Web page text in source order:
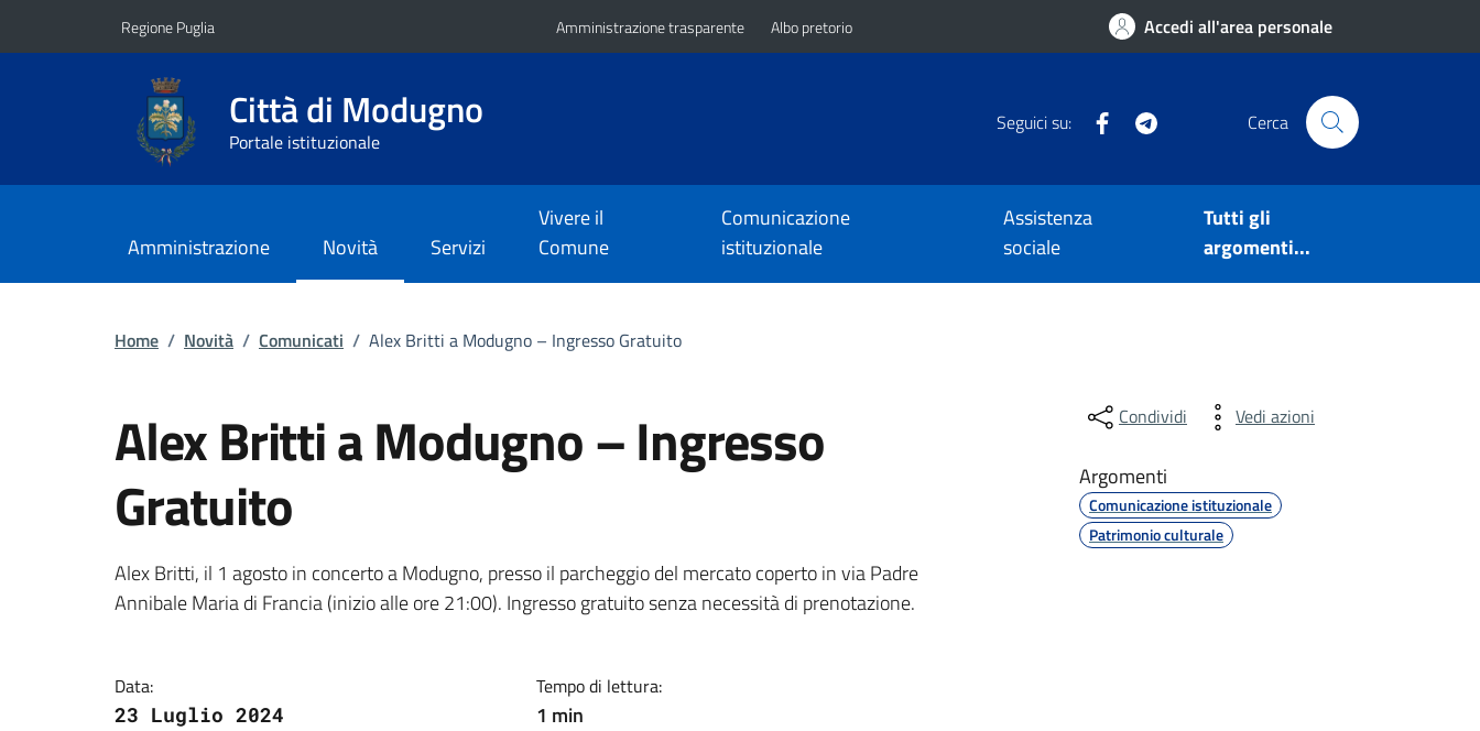
Regione Puglia Amministrazione trasparente Albo pretorio Accedi all'area personale
Città di Modugno
Portale istituzionale
Seguici su: Facebook Cerca
Amministrazione Novità Servizi
Vivere il
Comune
Comunicazione
istituzionale
Assistenza
sociale
Tutti gli
argomenti...
Home / Novità / Comunicati / Alex Britti a Modugno – Ingresso Gratuito
Alex Britti a Modugno – Ingresso
Gratuito
Dettagli della notizia
Alex Britti, il 1 agosto in concerto a Modugno, presso il parcheggio del mercato coperto in via Padre
Annibale Maria di Francia (inizio alle ore 21:00). Ingresso gratuito senza necessità di prenotazione.
Data:
23 Luglio 2024
Tempo di lettura:
1 min
Condividi Vedi azioni
Argomenti
Comunicazione istituzionale
Patrimonio culturale